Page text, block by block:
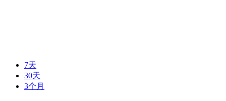
7天
30天
3个月